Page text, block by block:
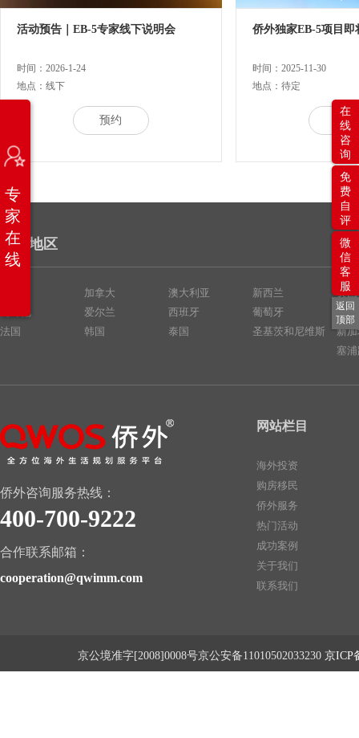
活动预告｜EB-5专家线下说明会
时间：2026-1-24
地点：线下
预约
侨外独家EB-5项目即
时间：2025-11-30
地点：待定
预约
专
家
在
线
在
线
咨
询
免
费
自
评
微
信
客
服
返回
顶部
热门地区
马耳他
法国
加拿大
爱尔兰
韩国
澳大利亚
西班牙
泰国
新西兰
葡萄牙
圣基茨和尼维斯
英国
中
新
塞
侨外咨询服务热线：
400-700-9222
合作联系邮箱：
cooperation@qwimm.com
网站栏目
海外投资
购房移民
侨外服务
热门活动
成功案例
关于我们
联系我们
京公境准字[2008]0008号京公安备11010502033230 京ICP